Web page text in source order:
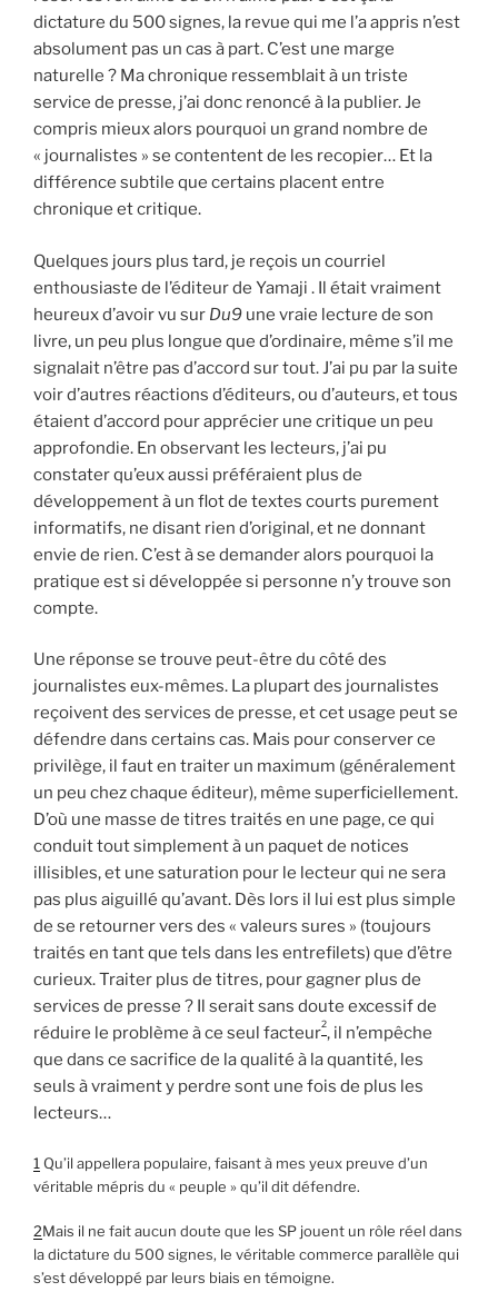
dictature du 500 signes, la revue qui me l’a appris n’est
absolument pas un cas à part. C’est une marge
naturelle ? Ma chronique ressemblait à un triste
service de presse, j’ai donc renoncé à la publier. Je
compris mieux alors pourquoi un grand nombre de
« journalistes » se contentent de les recopier… Et la
différence subtile que certains placent entre
chronique et critique.
Quelques jours plus tard, je reçois un courriel
enthousiaste de l’éditeur de Yamaji . Il était vraiment
heureux d’avoir vu sur Du9 une vraie lecture de son
livre, un peu plus longue que d’ordinaire, même s’il me
signalait n’être pas d’accord sur tout. J’ai pu par la suite
voir d’autres réactions d’éditeurs, ou d’auteurs, et tous
étaient d’accord pour apprécier une critique un peu
approfondie. En observant les lecteurs, j’ai pu
constater qu’eux aussi préféraient plus de
développement à un flot de textes courts purement
informatifs, ne disant rien d’original, et ne donnant
envie de rien. C’est à se demander alors pourquoi la
pratique est si développée si personne n’y trouve son
compte.
Une réponse se trouve peut-être du côté des
journalistes eux-mêmes. La plupart des journalistes
reçoivent des services de presse, et cet usage peut se
défendre dans certains cas. Mais pour conserver ce
privilège, il faut en traiter un maximum (généralement
un peu chez chaque éditeur), même superficiellement.
D’où une masse de titres traités en une page, ce qui
conduit tout simplement à un paquet de notices
illisibles, et une saturation pour le lecteur qui ne sera
pas plus aiguillé qu’avant. Dès lors il lui est plus simple
de se retourner vers des « valeurs sures » (toujours
traités en tant que tels dans les entrefilets) que d’être
curieux. Traiter plus de titres, pour gagner plus de
services de presse ? Il serait sans doute excessif de
réduire le problème à ce seul facteur2, il n’empêche
que dans ce sacrifice de la qualité à la quantité, les
seuls à vraiment y perdre sont une fois de plus les
lecteurs…
1 Qu’il appellera populaire, faisant à mes yeux preuve d’un
véritable mépris du « peuple » qu’il dit défendre.
2Mais il ne fait aucun doute que les SP jouent un rôle réel dans
la dictature du 500 signes, le véritable commerce parallèle qui
s’est développé par leurs biais en témoigne.